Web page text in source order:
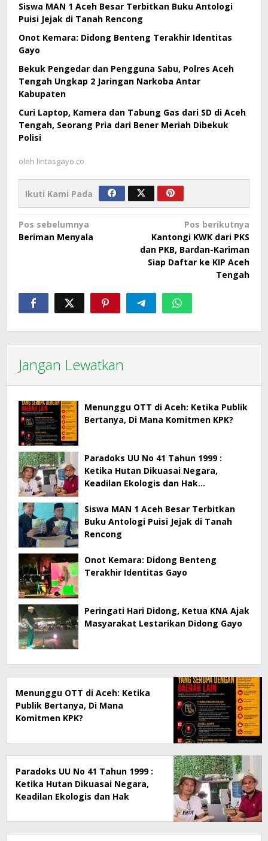
Siswa MAN 1 Aceh Besar Terbitkan Buku Antologi
Puisi Jejak di Tanah Rencong
Onot Kemara: Didong Benteng Terakhir Identitas
Gayo
Bekuk Pengedar dan Pengguna Sabu, Polres Aceh
Tengah Ungkap 2 Jaringan Narkoba Antar
Kabupaten
Curi Laptop, Kamera dan Tabung Gas dari SD di Aceh
Tengah, Seorang Pria dari Bener Meriah Dibekuk
Polisi
oleh lintasgayo.co
Ikuti Kami Pada
Navigasi
pos
Pos sebelumnya
Beriman Menyala
Pos berikutnya
Kantongi KWK dari PKS
dan PKB, Bardan-Kariman
Siap Daftar ke KIP Aceh
Tengah
Jangan Lewatkan
Menunggu OTT di Aceh: Ketika Publik
Bertanya, Di Mana Komitmen KPK?
Paradoks UU No 41 Tahun 1999 :
Ketika Hutan Dikuasai Negara,
Keadilan Ekologis dan Hak
Siswa MAN 1 Aceh Besar Terbitkan
Buku Antologi Puisi Jejak di Tanah
Rencong
Onot Kemara: Didong Benteng
Terakhir Identitas Gayo
Peringati Hari Didong, Ketua KNA Ajak
Masyarakat Lestarikan Didong Gayo
Menunggu OTT di Aceh: Ketika
Publik Bertanya, Di Mana
Komitmen KPK?
Paradoks UU No 41 Tahun 1999 :
Ketika Hutan Dikuasai Negara,
Keadilan Ekologis dan Hak